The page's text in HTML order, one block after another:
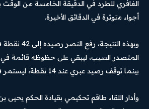
الغافري للطرد في الدقيقة الخامسة من
أجواء متوترة في الدقائق الأخيرة.
وبهذه
المتصدر السيب، ليبقي على حظوظه قائمة في
بينما توقف رصيد عبري عند 14 نقطة، ليستمر في دائرة الخطر.
وأدار اللقاء طاقم تحكيمي بقيادة الحكم يحيى